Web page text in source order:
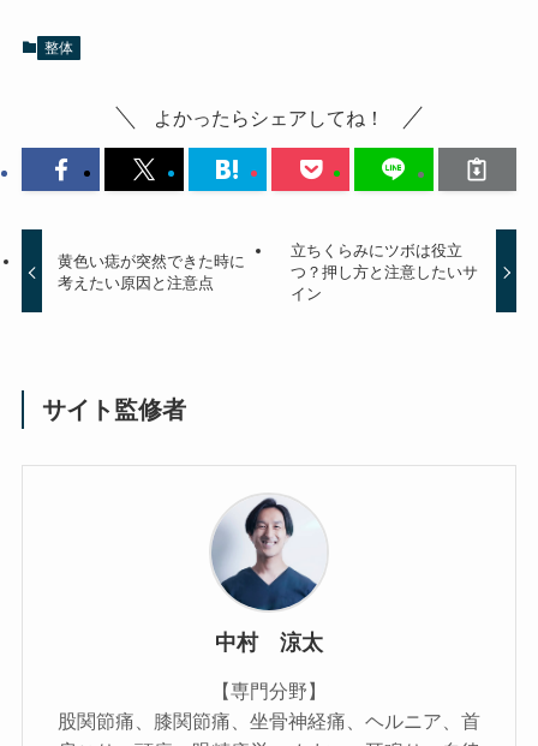
整体
よかったらシェアしてね！
黄色い痣が突然できた時に
考えたい原因と注意点
立ちくらみにツボは役立
つ？押し方と注意したいサ
イン
サイト監修者
中村 涼太
【専門分野】
股関節痛、膝関節痛、坐骨神経痛、ヘルニア、首